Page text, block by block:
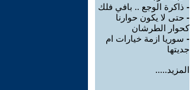
- ذاكرة الوجع .. بافي فلك
- حتى لا يكون حوارنا
كحوار الطرشان
- سوريا ازمة خيارات ام
جديتها
المزيد.....